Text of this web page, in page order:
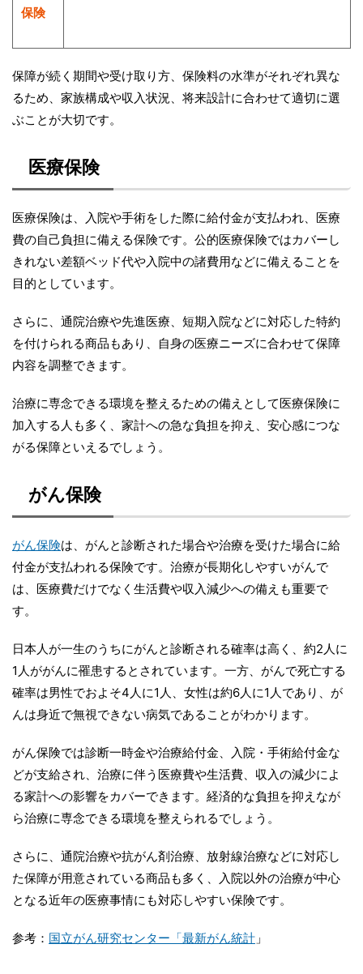
保険
保障が続く期間や受け取り方、保険料の水準がそれぞれ異な
るため、家族構成や収入状況、将来設計に合わせて適切に選
ぶことが大切です。
医療保険
医療保険は、入院や手術をした際に給付金が支払われ、医療
費の自己負担に備える保険です。公的医療保険ではカバーし
きれない差額ベッド代や入院中の諸費用などに備えることを
目的としています。
さらに、通院治療や先進医療、短期入院などに対応した特約
を付けられる商品もあり、自身の医療ニーズに合わせて保障
内容を調整できます。
治療に専念できる環境を整えるための備えとして医療保険に
加入する人も多く、家計への急な負担を抑え、安心感につな
がる保障といえるでしょう。
がん保険
がん保険は、がんと診断された場合や治療を受けた場合に給
付金が支払われる保険です。治療が長期化しやすいがんで
は、医療費だけでなく生活費や収入減少への備えも重要で
す。
日本人が一生のうちにがんと診断される確率は高く、約2人に
1人ががんに罹患するとされています。一方、がんで死亡する
確率は男性でおよそ4人に1人、女性は約6人に1人であり、が
んは身近で無視できない病気であることがわかります。
がん保険では診断一時金や治療給付金、入院・手術給付金な
どが支給され、治療に伴う医療費や生活費、収入の減少によ
る家計への影響をカバーできます。経済的な負担を抑えなが
ら治療に専念できる環境を整えられるでしょう。
さらに、通院治療や抗がん剤治療、放射線治療などに対応し
た保障が用意されている商品も多く、入院以外の治療が中心
となる近年の医療事情にも対応しやすい保険です。
参考： 国立がん研究センター「最新がん統計 」